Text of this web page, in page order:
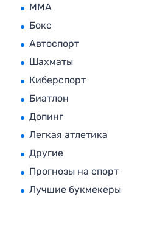
MMA
Бокс
Автоспорт
Шахматы
Киберспорт
Биатлон
Допинг
Легкая атлетика
Другие
Прогнозы на спорт
Лучшие букмекеры